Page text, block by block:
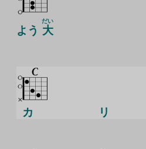
よう 大
だい
カ リ